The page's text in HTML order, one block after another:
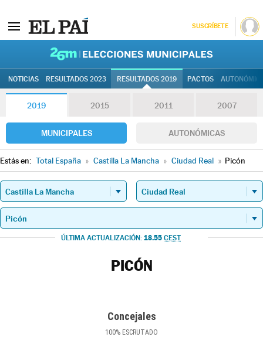
SUSCRÍBETE
NOTICIAS RESULTADOS 2023 RESULTADOS 2019 PACTOS
2019 2015 2011 2007
MUNICIPALES AUTONÓMICAS
Estás en: Total España » Castilla La Mancha » Ciudad Real » Picón
ÚLTIMA ACTUALIZACIÓN: 18.55 CEST
PICÓN
Concejales
100% ESCRUTADO